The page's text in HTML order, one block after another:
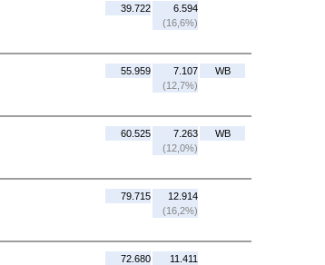
39.722
6.594
(16,6%)
55.959
7.107
(12,7%)
WB
60.525
7.263
(12,0%)
WB
79.715
12.914
(16,2%)
72.680
11.411